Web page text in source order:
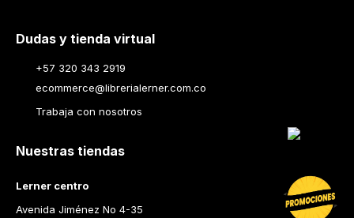
Dudas y tienda virtual
+57 320 343 2919
ecommerce@librerialerner.com.co
Trabaja con nosotros
Nuestras tiendas
Lerner centro
Avenida Jiménez No 4-35